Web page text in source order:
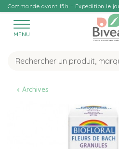
Commande avant 15h = Expédition le
MENU
Archives